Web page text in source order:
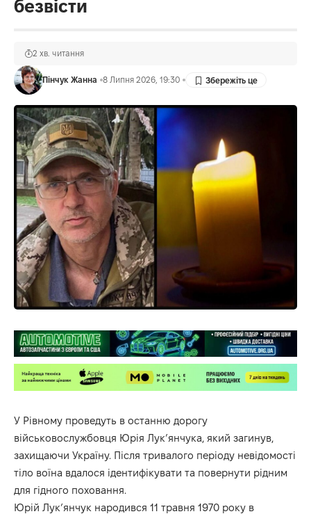
безвісти
Пінчук Жанна 8 Липня 2026, 19:30
2 хв. читання
У Рівному проведуть в останню дорогу
військовослужбовця Юрія Лук’янчука, який загинув,
захищаючи Україну. Після тривалого періоду невідомості
тіло воїна вдалося ідентифікувати та повернути рідним
для гідного поховання.
Юрій Лук’янчук народився 11 травня 1970 року в